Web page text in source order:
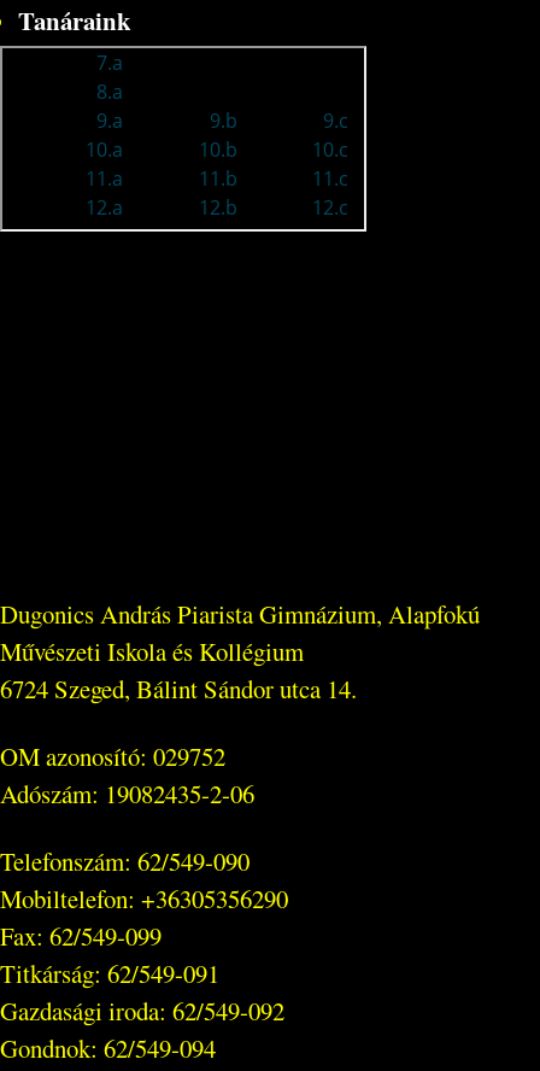
Tanáraink
Dugonics András Piarista Gimnázium, Alapfokú
Művészeti Iskola és Kollégium
6724 Szeged, Bálint Sándor utca 14.
OM azonosító: 029752
Adószám: 19082435-2-06
Telefonszám: 62/549-090
Mobiltelefon: +36305356290
Fax: 62/549-099
Titkárság: 62/549-091
Gazdasági iroda: 62/549-092
Gondnok: 62/549-094